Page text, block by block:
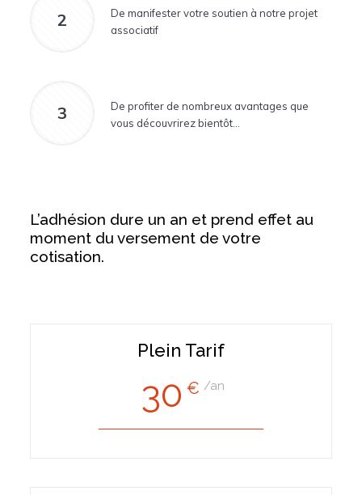
2
De manifester votre soutien à notre projet
associatif
3
De profiter de nombreux avantages que
vous découvrirez bientôt…
L’adhésion dure un an et prend effet au
moment du versement de votre
cotisation.
Plein Tarif
30 € /an